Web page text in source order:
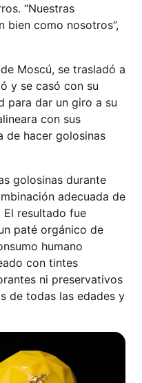
“Nuestras
bien como nosotros”,
Moscú, se trasladó a
y se casó con su
para dar un giro a su
con sus
de hacer golosinas
golosinas durante
adecuada de
El resultado fue
paté orgánico de
humano
con tintes
ni preservativos
de todas las edades y